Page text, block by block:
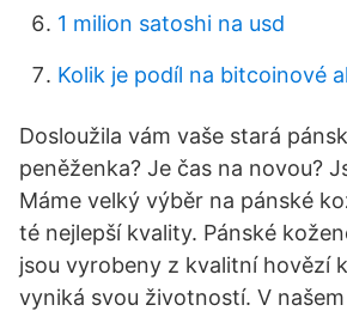
1 milion satoshi na usd
Kolik je podíl na bitcoinové
Dosloužila vám vaše stará
peněženka? Je čas na novou?
Máme velký výběr na pánské
té nejlepší kvality. Pánské
jsou vyrobeny z kvalitní hovězí
vyniká svou životností. V